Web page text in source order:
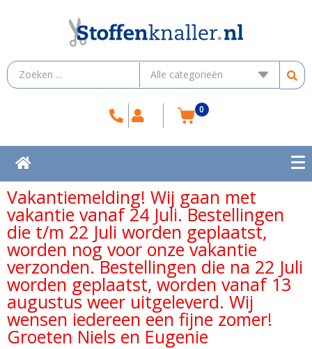
0
Vakantiemelding! Wij gaan met
vakantie vanaf 24 Juli. Bestellingen
die t/m 22 Juli worden geplaatst,
worden nog voor onze vakantie
verzonden. Bestellingen die na 22 Juli
worden geplaatst, worden vanaf 13
augustus weer uitgeleverd. Wij
wensen iedereen een fijne zomer!
Groeten Niels en Eugenie